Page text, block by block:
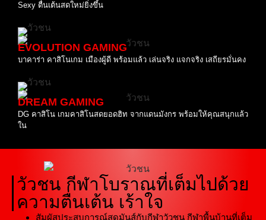
Sexy ตื่นเต้นสดใหม่ยิ่งขึ้น
EVOLUTION GAMING
บาคาร่า คาสิโนเกม เมืองผู้ดี พร้อมแล้ว เล่นจริง แจกจริง เสถียรมั่นคง
DREAM GAMING
DG คาสิโน เกมคาสิโนสดยอดฮิท จากแดนมังกร พร้อมให้คุณสนุกแล้ว
ใน
วัวชน กีฬาโบราณที่เต็มไปด้วย
ความตื่นเต้น เร้าใจ
สัมผัสประสบการณ์สุดมันส์กับกีฬาวัวชน กีฬาพื้นบ้านที่เต็ม